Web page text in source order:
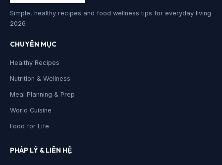
Simple, healthy recipes and food wellness tips for everyday living
2026
CHUYÊN MỤC
Healthy Recipes
Nutrition & Wellness
Meal Planning & Prep
World Cuisine
Food for Life
PHÁP LÝ & LIÊN HỆ